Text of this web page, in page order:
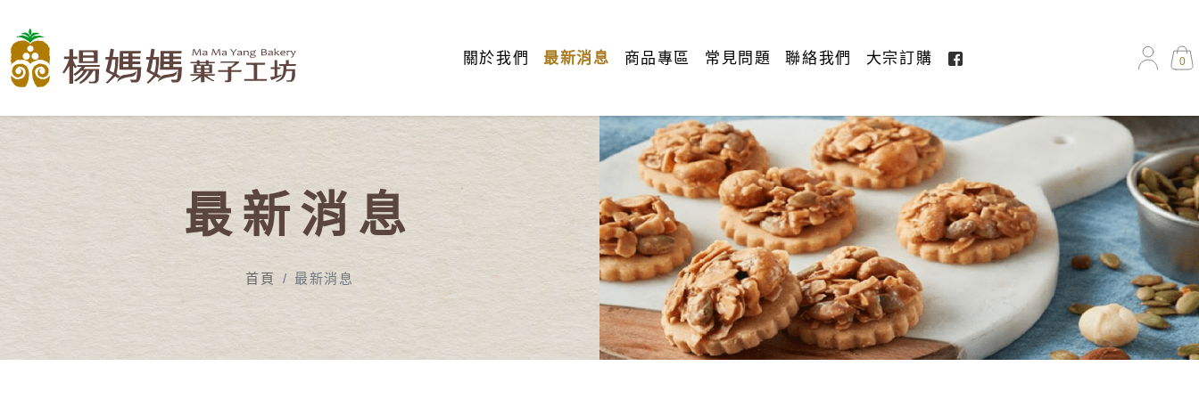
關於我們 最新消息 商品專區 常見問題 聯絡我們 大宗訂購 0
最新消息
首頁 最新消息